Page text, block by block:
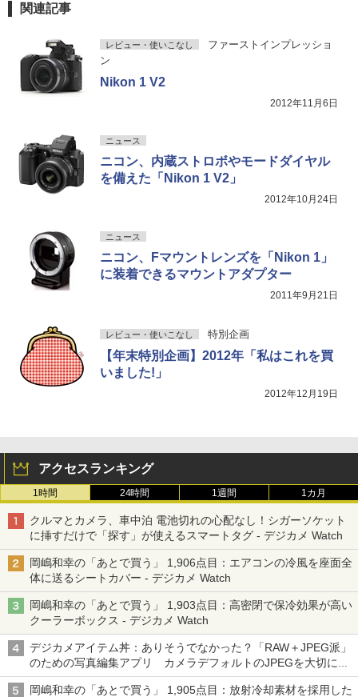
関連記事
レビュー・使いこなし
ファーストインプレッショ
ン
Nikon 1 V2
2012年11月6日
ニュース
ニコン、内蔵ストロボやモードダイヤル
を備えた「Nikon 1 V2」
2012年10月24日
ニュース
ニコン、Fマウントレンズを「Nikon 1」
に装着できるマウントアダプター
2011年9月21日
レビュー・使いこなし 特別企画
【年末特別企画】2012年「私はこれを買
いました!」
2012年12月19日
アクセスランキング
1時間 24時間 1週間 1カ月
クルマとカメラ、車中泊 電池切れの心配なし！シガーソケット
に挿すだけで「探す」が使えるスマートタグ - デジカメ Watch
岡嶋和幸の「あとで買う」 1,906点目：エアコンの冷風を座面全
体に送るシートカバー - デジカメ Watch
岡嶋和幸の「あとで買う」 1,903点目：高密閉で保冷効果が高い
クーラーボックス - デジカメ Watch
デジカメアイテム丼：ありそうでなかった？「RAW＋JPEG派」
のための写真編集アプリ カメラデフォルトのJPEGを大切にす
る「Filmator」
岡嶋和幸の「あとで買う」 1,905点目：放射冷却素材を採用した